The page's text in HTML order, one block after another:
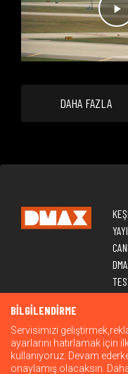
DAHA FAZLA
BİLGİLENDİRME
Servisimizi
ayarlarını hatırlamak için
kullanıyoruz. Devam
onaylamış olacaksın.